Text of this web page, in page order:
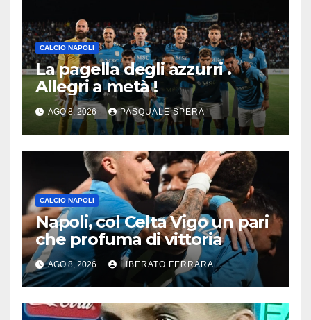
CALCIO NAPOLI
La pagella degli azzurri .
Allegri a metà !
AGO 8, 2026 PASQUALE SPERA
CALCIO NAPOLI
Napoli, col Celta Vigo un pari
che profuma di vittoria
AGO 8, 2026 LIBERATO FERRARA